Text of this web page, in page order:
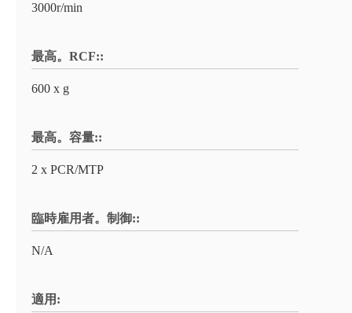
3000r/min
最高。RCF::
600 x g
最高。容量::
2 x PCR/MTP
臨時雇用者。制御::
N/A
適用: